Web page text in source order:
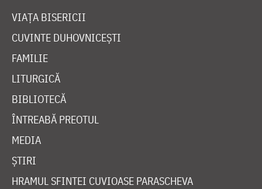
VIAȚA BISERICII
CUVINTE DUHOVNICEȘTI
FAMILIE
LITURGICĂ
BIBLIOTECĂ
ÎNTREABĂ PREOTUL
MEDIA
ȘTIRI
HRAMUL SFINTEI CUVIOASE PARASCHEVA